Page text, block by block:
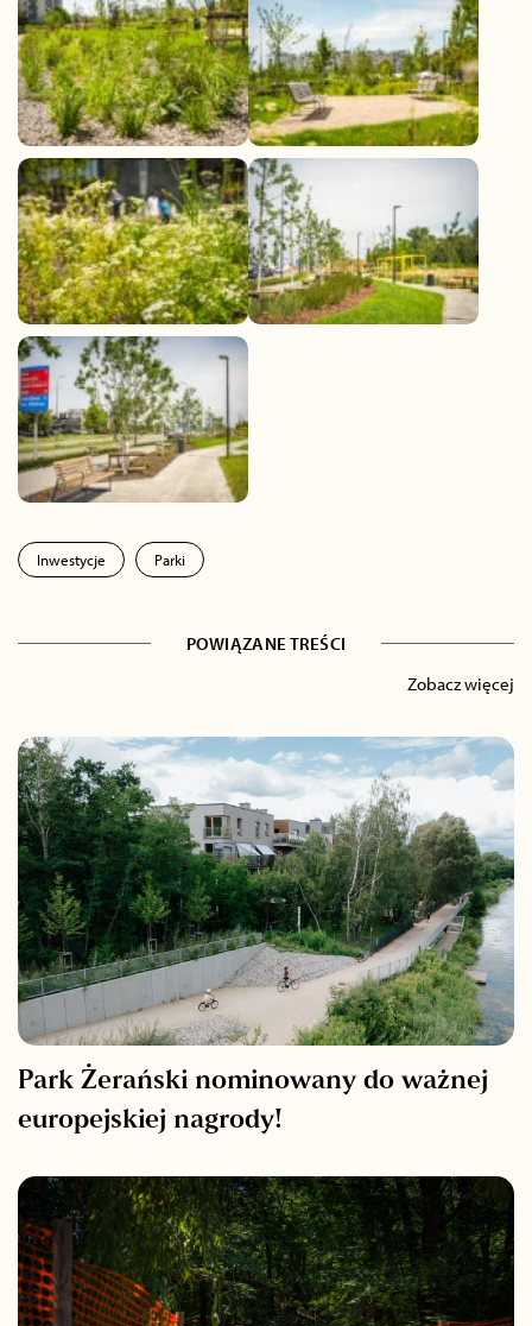
Inwestycje Parki
POWIĄZANE TREŚCI
Zobacz więcej
Park Żerański nominowany do ważnej
europejskiej nagrody!